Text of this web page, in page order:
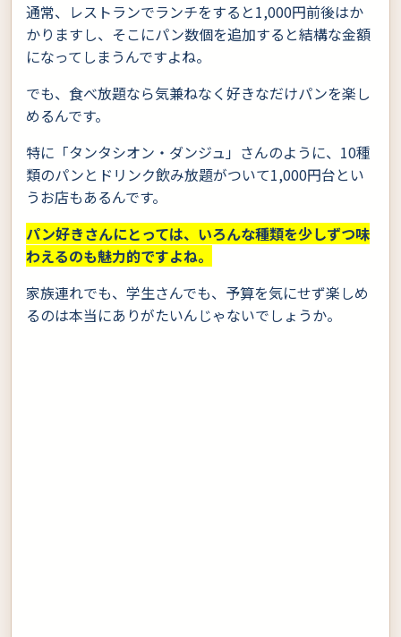
通常、レストランでランチをすると1,000円前後はか
かりますし、そこにパン数個を追加すると結構な金額
になってしまうんですよね。
でも、食べ放題なら気兼ねなく好きなだけパンを楽し
めるんです。
特に「タンタシオン・ダンジュ」さんのように、10種
類のパンとドリンク飲み放題がついて1,000円台とい
うお店もあるんです。
パン好きさんにとっては、いろんな種類を少しずつ味
わえるのも魅力的ですよね。
家族連れでも、学生さんでも、予算を気にせず楽しめ
るのは本当にありがたいんじゃないでしょうか。